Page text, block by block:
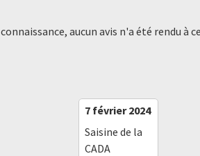
aucun avis n'a été rendu à
7 février 2024
Saisine de la
CADA